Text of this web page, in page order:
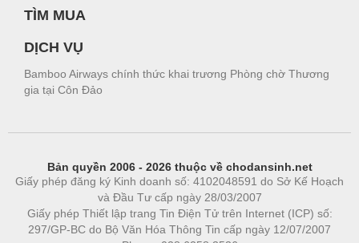
TÌM MUA
DỊCH VỤ
Bamboo Airways chính thức khai trương Phòng chờ Thương
gia tại Côn Đảo
Bản quyền 2006 - 2026 thuộc về chodansinh.net
Giấy phép đăng ký Kinh doanh số: 4102048591 do Sở Kế Hoạch
và Đầu Tư cấp ngày 28/03/2007
Giấy phép Thiết lập trang Tin Điện Tử trên Internet (ICP) số:
297/GP-BC do Bộ Văn Hóa Thông Tin cấp ngày 12/07/2007